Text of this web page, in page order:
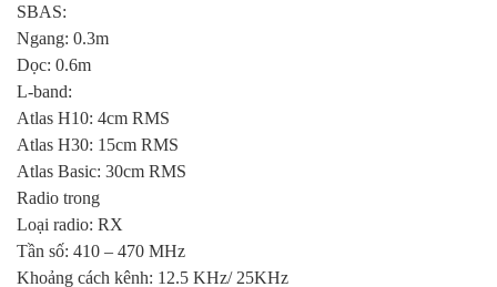
SBAS:
Ngang: 0.3m
Dọc: 0.6m
L-band:
Atlas H10: 4cm RMS
Atlas H30: 15cm RMS
Atlas Basic: 30cm RMS
Radio trong
Loại radio: RX
Tần số: 410 – 470 MHz
Khoảng cách kênh: 12.5 KHz/ 25KHz